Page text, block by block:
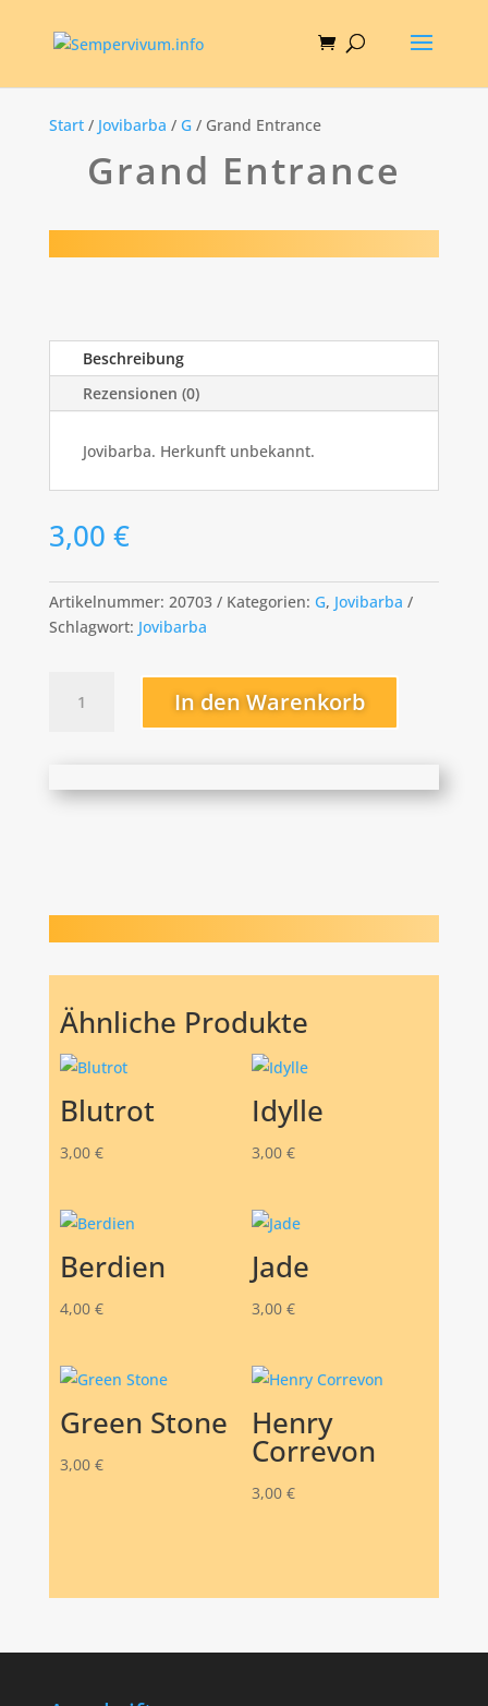
Start/ Jovibarba / G / Grand Entrance
Grand Entrance
Beschreibung
Rezensionen (0)
Jovibarba. Herkunft unbekannt.
3,00 €
Artikelnummer: 20703 Kategorien: G, Jovibarba
Schlagwort: Jovibarba
Entrance
In den Warenkorb
Ähnliche Produkte
Blutrot
3,00 €
Idylle
3,00 €
Berdien
4,00 €
Jade
3,00 €
Green Stone
3,00 €
Henry
Correvon
3,00 €